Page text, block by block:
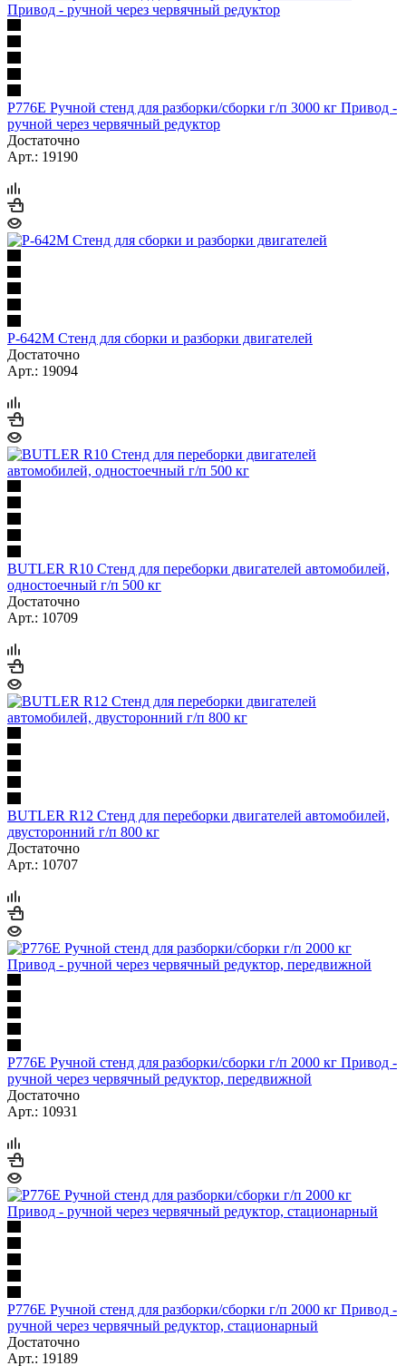
Р776Е Ручной стенд для разборки/сборки г/п 3000 кг Привод -
ручной через червячный редуктор
Достаточно
Арт.: 19190
Р-642М Стенд для сборки и разборки двигателей
Достаточно
Арт.: 19094
BUTLER R10 Стенд для переборки двигателей автомобилей,
одностоечный г/п 500 кг
Достаточно
Арт.: 10709
BUTLER R12 Стенд для переборки двигателей автомобилей,
двусторонний г/п 800 кг
Достаточно
Арт.: 10707
Р776Е Ручной стенд для разборки/сборки г/п 2000 кг Привод -
ручной через червячный редуктор, передвижной
Достаточно
Арт.: 10931
Р776Е Ручной стенд для разборки/сборки г/п 2000 кг Привод -
ручной через червячный редуктор, стационарный
Достаточно
Арт.: 19189